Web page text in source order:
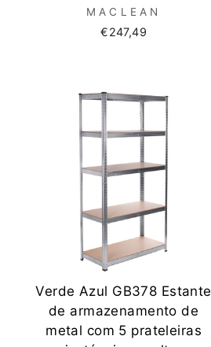
MACLEAN
€247,49
Verde Azul GB378 Estante
de armazenamento de
metal com 5 prateleiras